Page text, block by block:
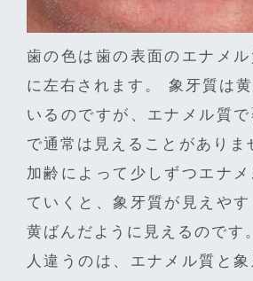
歯の色は歯の表面のエナメ
に左右されます。 象牙質は
いるのですが、エナメル質
で通常は見えることがありま
加齢によって少しずつエナ
ていくと、象牙質が見えや
黄ばんだように見えるのです
人違うのは、エナメル質と